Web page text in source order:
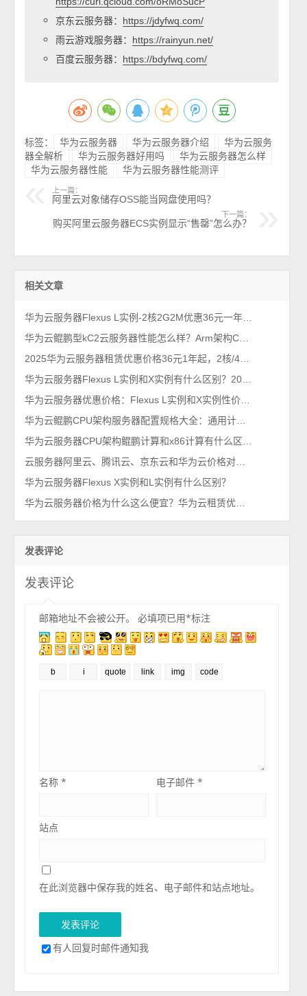
京东云服务器： https://jdyfwq.com/
雨云游戏服务器： https://rainyun.net/
百度云服务器： https://bdyfwq.com/
标签： 华为云服务器 华为云服务器介绍
华为云服务
器全解析
华为云服务器好用吗
华为云服务器怎么样
华为云服务器性能
华为云服务器性能测评
上一篇：
阿里云对象储存OSS能当网盘使用吗？
下一篇：
购买阿里云服务器ECS实例显示“售罄”怎么办？
相关文章
华为云服务器Flexus L实例-2核2G2M优惠36元一年、3M带宽59元
华为云鲲鹏型kC2云服务器性能怎么样？Arm架构CPU采用Kunpeng 920 2.9GHz主频
2025华为云服务器租赁优惠价格36元1年起，2核/4核/8核配置报价
华为云服务器Flexus L实例和X实例有什么区别？2025年最新看完秒懂！
华为云服务器优惠价格：Flexus L实例和X实例性价比之王，费用29元1年起
华为云鲲鹏CPU架构服务器配置规格大全：通用计算、内存优化、高I/O型和AI推理
华为云服务器CPU架构鲲鹏计算和x86计算有什么区别？如何选择？
云服务器阿里云、腾讯云、京东云和华为云价格对决，小白如何抉择？
华为云服务器Flexus X实例和L实例有什么区别？
华为云服务器价格为什么这么便宜？华为云租赁优惠价格表
发表评论
发表评论
邮箱地址不会被公开。 必填项已用*标注
名称* 电子邮件*
站点
在此浏览器中保存我的姓名、电子邮件和站点地址。
有人回复时邮件通知我